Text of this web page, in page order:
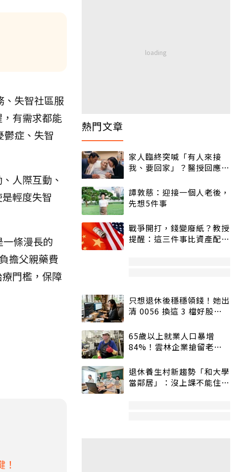
、失智社區服
有需求都能
鬱症、失智
人際互動、
輕度失智
一條漫長的
擔父親藥費
門檻，保障
熱門文章
家人臨終突喊「有人來接
我、要回家」？醫授回應方
譚敦慈：迎接一個人老後，
先想5件事
戰爭開打，錢變廢紙？教授
提醒：這三件事比資產配置
只想退休後穩穩領錢！她出
清 0056 換這 3 檔好股：
65歲以上就業人口暴增
84%！雲林企業搶留老員
退休養生村新趨勢「和大學
當鄰居」：沒上課不能住、